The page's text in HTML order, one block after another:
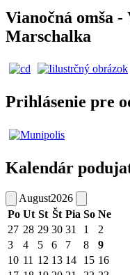
Vianočná omša
Marschalka
Prihlásenie pre
Kalendár
August2026
Po Ut St Št Pia So Ne
27 28 29 30 31 1
2
3
4 5 6 7 8
9
10 11 12 13 14 15 16